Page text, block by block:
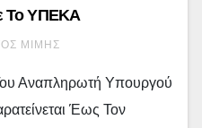
Το ΥΠΕΚΑ
ΜΊΜΗΣ
Αναπληρωτή Υπουργού
Έως Τον